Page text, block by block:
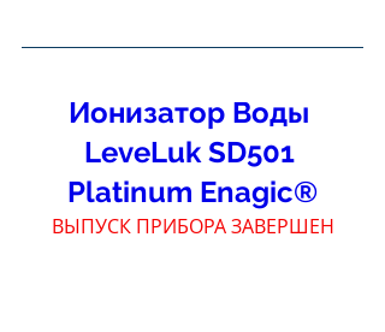
Ионизатор Воды
LeveLuk SD501
Platinum Enagic®
ВЫПУСК ПРИБОРА ЗАВЕРШЕН